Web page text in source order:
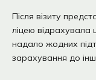
Після візиту
ліцею відрахувала
надало жодних
зарахування до